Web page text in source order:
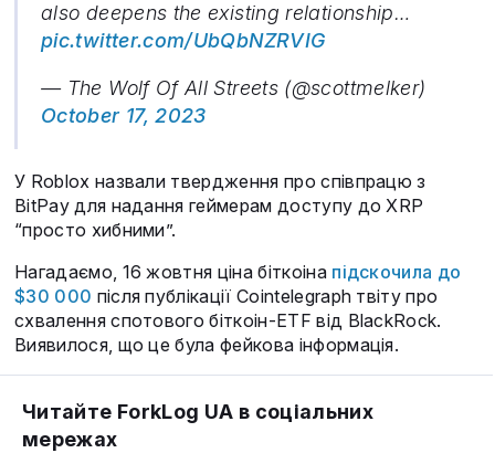
also deepens the existing relationship…
pic.twitter.com/UbQbNZRVIG
— The Wolf Of All Streets (@scottmelker)
October 17, 2023
У Roblox назвали твердження про співпрацю з
BitPay для надання геймерам доступу до XRP
“просто хибними”.
Нагадаємо, 16 жовтня ціна біткоіна підскочила до
$30 000 після публікації Cointelegraph твіту про
схвалення спотового біткоін-ETF від BlackRock.
Виявилося, що це була фейкова інформація.
Читайте ForkLog UA в соціальних
мережах